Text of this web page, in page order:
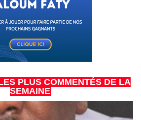
PLUS COMMENTÉS DE LA
SEMAINE